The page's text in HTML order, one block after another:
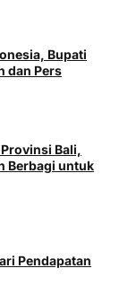
Bupati
dan Pers
Bali,
Berbagi untuk
Pendapatan